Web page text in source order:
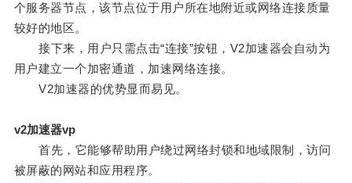
个服务器节点，该节点位于用户所在地附近或网络连接质量
较好的地区。
接下来，用户只需点击“连接”按钮，V2加速器会自动为
用户建立一个加密通道，加速网络连接。
V2加速器的优势显而易见。
v2加速器vp
首先，它能够帮助用户绕过网络封锁和地域限制，访问
被屏蔽的网站和应用程序。